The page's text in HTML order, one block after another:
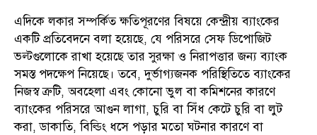
এদিকে লকার সম্পর্কিত ক্ষতিপূরণের বিষয়ে কেন্দ্রীয় ব্যাংকের
একটি প্রতিবেদনে বলা হয়েছে, যে পরিসরে সেফ ডিপোজিট
ভল্টগুলোকে রাখা হয়েছে তার সুরক্ষা ও নিরাপত্তার জন্য ব্যাংক
সমস্ত পদক্ষেপ নিয়েছে। তবে, দুর্ভাগ্যজনক পরিস্থিতিতে ব্যাংকের
নিজস্ব ত্রুটি, অবহেলা এবং কোনো ভুল বা কমিশনের কারণে
ব্যাংকের পরিসরে আগুন লাগা, চুরি বা সিঁধ কেটে চুরি বা লুট
করা, ডাকাতি, বিল্ডিং ধসে পড়ার মতো ঘটনার কারণে বা